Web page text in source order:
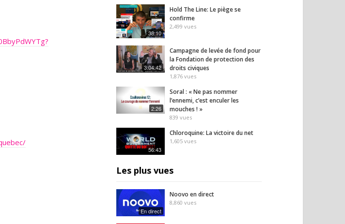
38:10
Hold The Line: Le piège se
confirme
2,499 vues
3:04:42
Campagne de levée de fond pour
la Fondation de protection des
droits civiques
1,876 vues
2:26
Soral : « Ne pas nommer
l’ennemi, c’est enculer les
mouches ! »
839 vues
56:43
Chloroquine: La victoire du net
1,605 vues
Les plus vues
En direct
Noovo en direct
8,860 vues